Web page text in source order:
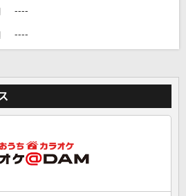
----
----